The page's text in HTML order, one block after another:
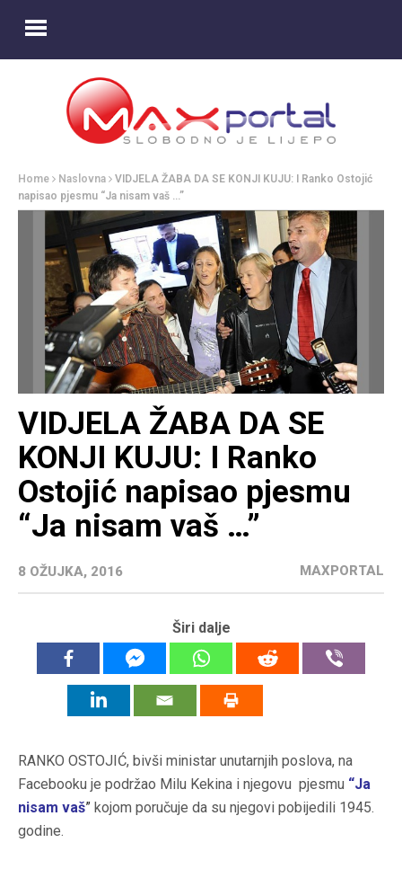
Home Naslovna
VIDJELA ŽABA DA SE KONJI KUJU: I Ranko Ostojić
napisao pjesmu “Ja nisam vaš …”
VIDJELA ŽABA DA SE
KONJI KUJU: I Ranko
Ostojić napisao pjesmu
“Ja nisam vaš …”
8 OŽUJKA, 2016 MAXPORTAL
Širi dalje
RANKO OSTOJIĆ, bivši ministar unutarnjih poslova, na
Facebooku je podržao Milu Kekina i njegovu pjesmu “Ja
nisam vaš” kojom poručuje da su njegovi pobijedili 1945.
godine.